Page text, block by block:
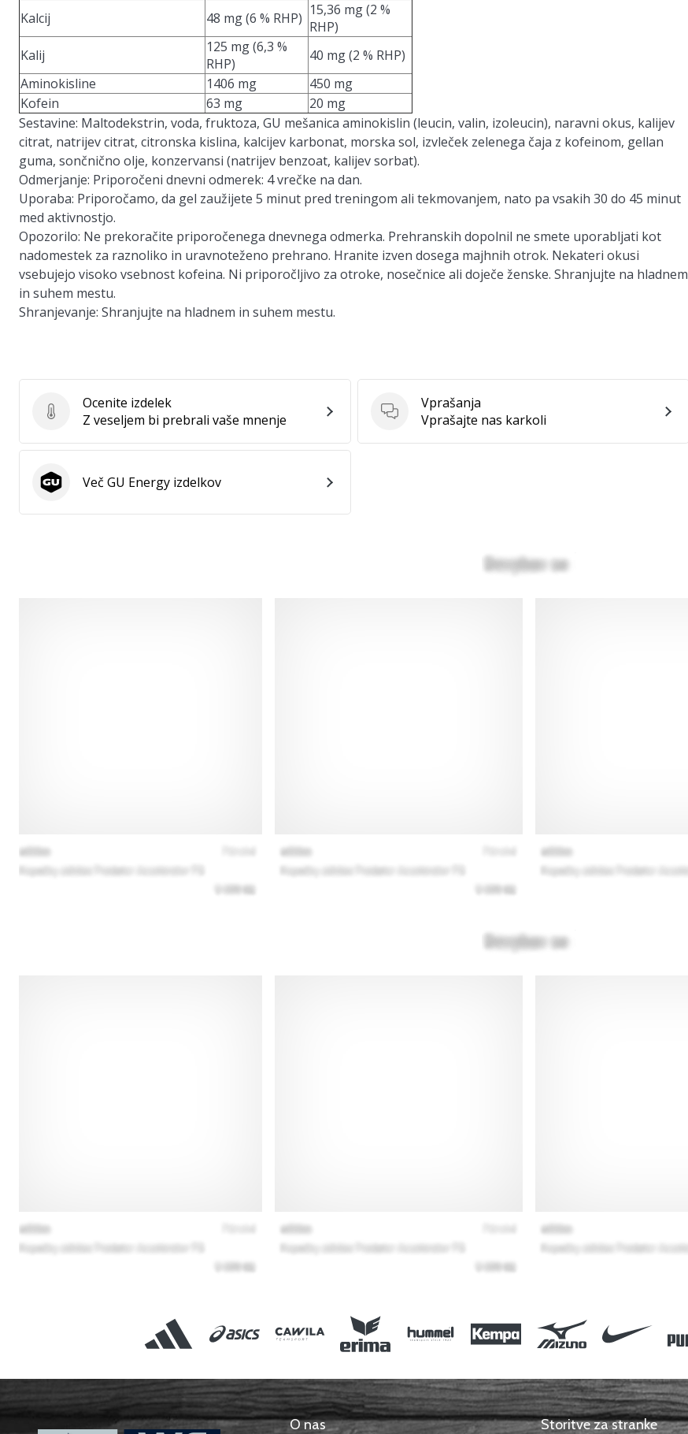
Kalcij
48 mg (6 % RHP) 15,36 mg (2 %
RHP)
Kalij
125 mg (6,3 %
RHP)
40 mg (2 % RHP)
Aminokisline
1406 mg
450 mg
Kofein
63 mg
20 mg
Sestavine: Maltodekstrin, voda, fruktoza, GU mešanica aminokislin (leucin, valin, izoleucin), naravni okus, kalijev
citrat, natrijev citrat, citronska kislina, kalcijev karbonat, morska sol, izvleček zelenega čaja z kofeinom, gellan
guma, sončnično olje, konzervansi (natrijev benzoat, kalijev sorbat).
Odmerjanje: Priporočeni dnevni odmerek: 4 vrečke na dan.
Uporaba: Priporočamo, da gel zaužijete 5 minut pred treningom ali tekmovanjem, nato pa vsakih 30 do 45 minut
med aktivnostjo.
Opozorilo: Ne prekoračite priporočenega dnevnega odmerka. Prehranskih dopolnil ne smete uporabljati kot
nadomestek za raznoliko in uravnoteženo prehrano. Hranite izven dosega majhnih otrok. Nekateri okusi
vsebujejo visoko vsebnost kofeina. Ni priporočljivo za otroke, nosečnice ali doječe ženske. Shranjujte na hladnem
in suhem mestu.
Shranjevanje: Shranjujte na hladnem in suhem mestu.
Ocenite izdelek
Ocenite izdelek
Z veseljem bi prebrali vaše mnenje
Vprašanja
Vprašanja
Vprašajte nas karkoli
GU EnergyVeč GU Energy izdelkov
O nas Storitve za stranke